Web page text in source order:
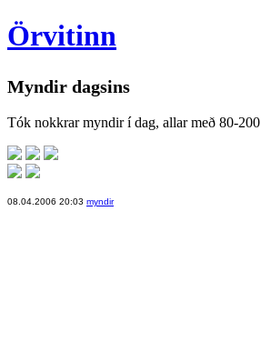
Örvitinn
Myndir dagsins
Tók nokkrar myndir í dag, allar með 80-
08.04.2006 20:03 myndir